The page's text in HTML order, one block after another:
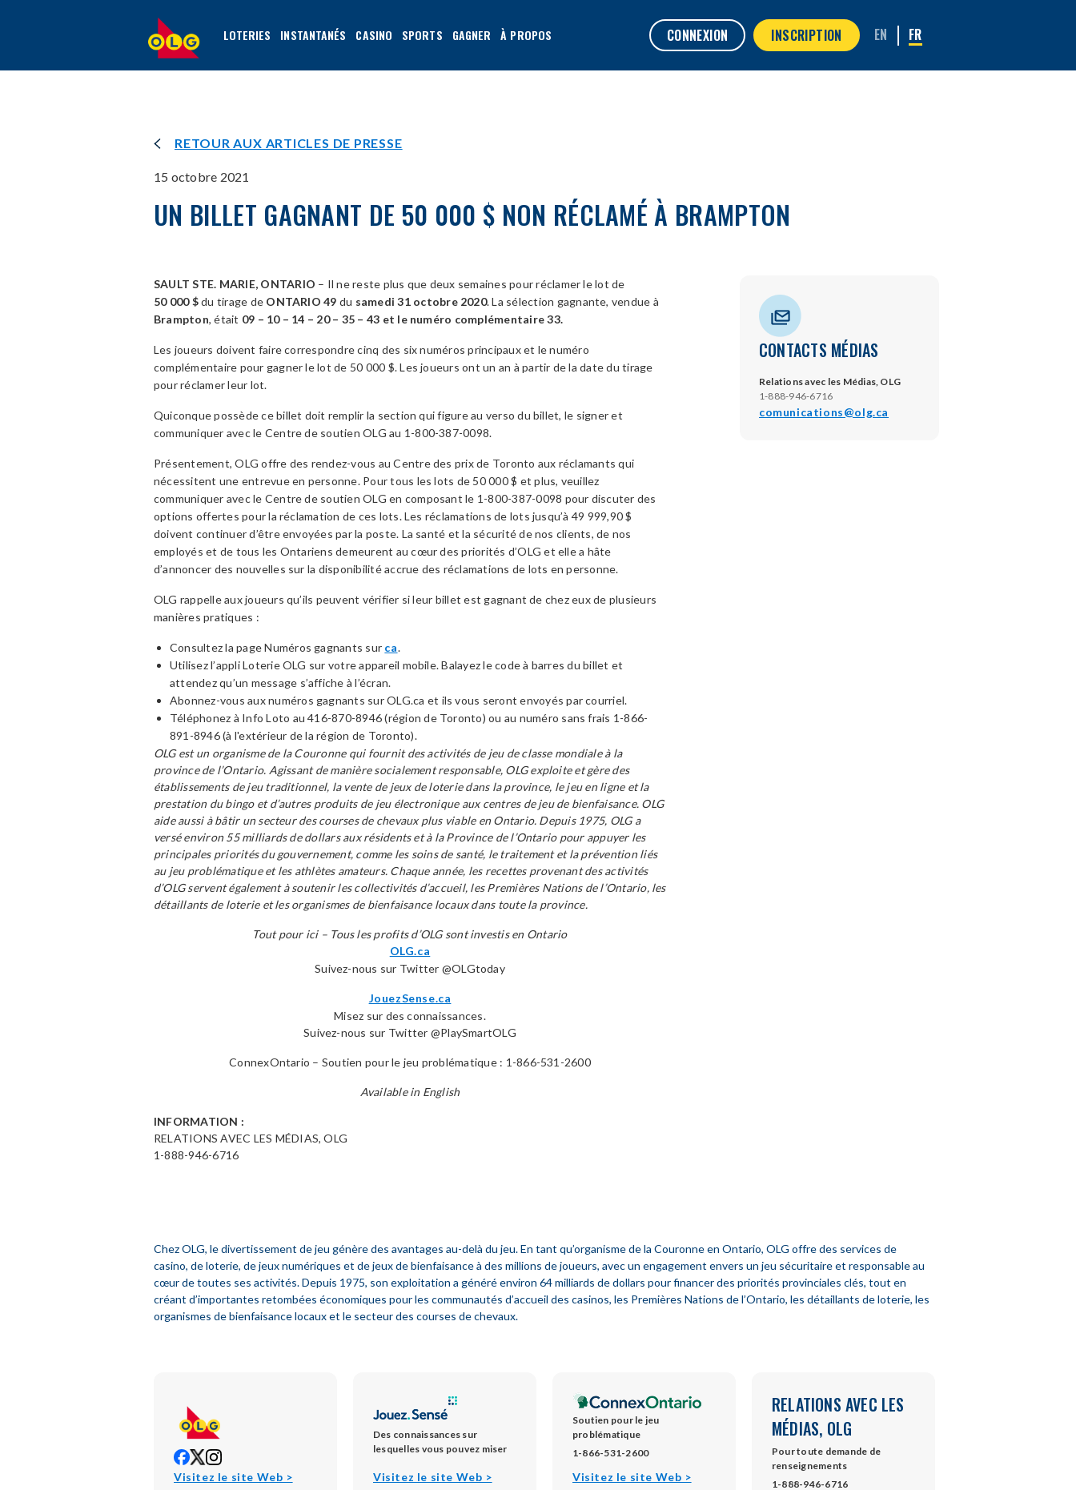
LOTERIES INSTANTANÉS CASINO SPORTS GAGNER À PROPOS CONNEXION INSCRIPTION
RETOUR AUX ARTICLES DE PRESSE
15 octobre 2021
UN BILLET GAGNANT DE 50 000 $ NON RÉCLAMÉ À BRAMPTON
SAULT STE. MARIE, ONTARIO – Il ne reste plus que deux semaines pour réclamer le lot de
50000 $du tirage de ONTARIO 49 du samedi 31 octobre 2020. La sélection gagnante, vendue à
Brampton, était 09 – 10 – 14 – 20 – 35 – 43 et le numéro complémentaire 33.
Les joueurs doivent faire correspondre cinq des six numéros principaux et le numéro
complémentaire pour gagner le lot de 50 000 $. Les joueurs ont un an à partir de la date du tirage
pour réclamer leur lot.
Quiconque possède ce billet doit remplir la section qui figure au verso du billet, le signer et
communiquer avec le Centre de soutien OLG au 1-800-387-0098.
Présentement, OLG offre des rendez-vous au Centre des prix de Toronto aux réclamants qui
nécessitent une entrevue en personne. Pour tous les lots de 50 000 $ et plus, veuillez
communiquer avec le Centre de soutien OLG en composant le 1-800-387-0098 pour discuter des
options offertes pour la réclamation de ces lots. Les réclamations de lots jusqu’à 49 999,90 $
doivent continuer d’être envoyées par la poste. La santé et la sécurité de nos clients, de nos
employés et de tous les Ontariens demeurent au cœur des priorités d’OLG et elle a hâte
d’annoncer des nouvelles sur la disponibilité accrue des réclamations de lots en personne.
OLG rappelle aux joueurs qu’ils peuvent vérifier si leur billet est gagnant de chez eux de plusieurs
manières pratiques :
Consultez la page Numéros gagnants sur ca.
Utilisez l’appli Loterie OLG sur votre appareil mobile. Balayez le code à barres du billet et
attendez qu’un message s’affiche à l’écran.
Abonnez-vous aux numéros gagnants sur OLG.ca et ils vous seront envoyés par courriel.
Téléphonez à Info Loto au 416-870-8946 (région de Toronto) ou au numéro sans frais 1-866-
891-8946 (à l'extérieur de la région de Toronto).
OLG est un organisme de la Couronne qui fournit des activités de jeu de classe mondiale à la
province de l’Ontario. Agissant de manière socialement responsable, OLG exploite et gère des
établissements de jeu traditionnel, la vente de jeux de loterie dans la province, le jeu en ligne et la
prestation du bingo et d’autres produits de jeu électronique aux centres de jeu de bienfaisance. OLG
aide aussi à bâtir un secteur des courses de chevaux plus viable en Ontario. Depuis 1975, OLG a
versé environ 55 milliards de dollars aux résidents et à la Province de l’Ontario pour appuyer les
principales priorités du gouvernement, comme les soins de santé, le traitement et la prévention liés
au jeu problématique et les athlètes amateurs. Chaque année, les recettes provenant des activités
d’OLG servent également à soutenir les collectivités d’accueil, les Premières Nations de l’Ontario, les
détaillants de loterie et les organismes de bienfaisance locaux dans toute la province.
Tout pour ici – Tous les profits d’OLG sont investis en Ontario
OLG.ca
Suivez-nous sur Twitter @OLGtoday
JouezSense.ca
Misez sur des connaissances.
Suivez-nous sur Twitter @PlaySmartOLG
ConnexOntario – Soutien pour le jeu problématique : 1-866-531-2600
Available in English
INFORMATION :
RELATIONS AVEC LES MÉDIAS, OLG
1-888-946-6716
CONTACTS MÉDIAS
Relations avec les Médias, OLG
1-888-946-6716
comunications@olg.ca
Chez OLG, le divertissement de jeu génère des avantages au-delà du jeu. En tant qu’organisme de la Couronne en Ontario, OLG offre des services de
casino, de loterie, de jeux numériques et de jeux de bienfaisance à des millions de joueurs, avec un engagement envers un jeu sécuritaire et responsable au
cœur de toutes ses activités. Depuis 1975, son exploitation a généré environ 64 milliards de dollars pour financer des priorités provinciales clés, tout en
créant d’importantes retombées économiques pour les communautés d’accueil des casinos, les Premières Nations de l’Ontario, les détaillants de loterie, les
organismes de bienfaisance locaux et le secteur des courses de chevaux.
opens
in
opens
in
opens
in
Visitez le site Web >opens
Des connaissances sur
lesquelles vous pouvez miser
Visitez le site Web >opens
Soutien pour le jeu
problématique
1-866-531-2600
Visitez le site Web >opens
RELATIONS AVEC LES
MÉDIAS, OLG
Pour toute demande de
renseignements
1-888-946-6716